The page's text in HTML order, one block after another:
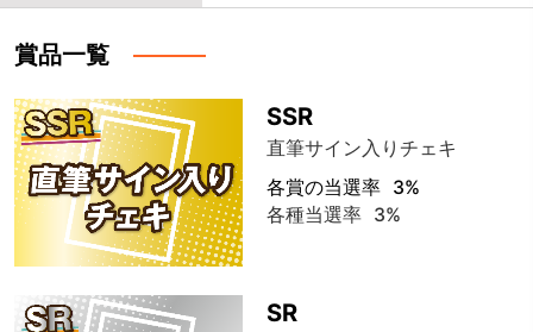
賞品一覧
SSR
直筆サイン入りチェキ
各賞の当選率 3%
各種当選率 3%
SR